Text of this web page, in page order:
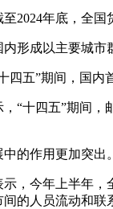
2024年底，全国
形成以主要城市
四五”期间，国
“十四五”期间
的作用更加突出
，今年上半年
的人员流动和